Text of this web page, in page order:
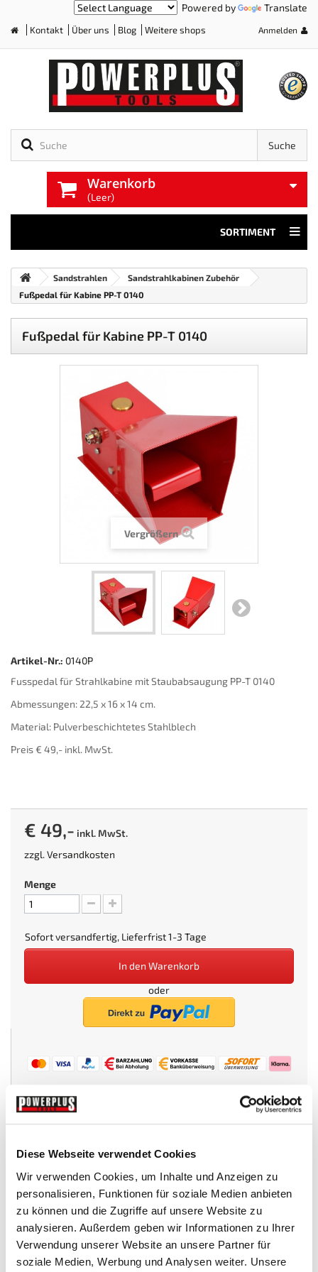
Diese Webseite verwendet Cookies
Wir verwenden Cookies, um Inhalte und Anzeigen zu
personalisieren, Funktionen für soziale Medien anbieten
zu können und die Zugriffe auf unsere Website zu
analysieren. Außerdem geben wir Informationen zu Ihrer
Verwendung unserer Website an unsere Partner für
soziale Medien, Werbung und Analysen weiter. Unsere
Powered by Translate
Kontakt Über uns Blog Weitere shops Anmelden
Suche
Warenkorb
(Leer)
SORTIMENT
Sandstrahlen
Sandstrahlkabinen Zubehör
Fußpedal für Kabine PP-T 0140
Fußpedal für Kabine PP-T 0140
Vergrößern
Artikel-Nr.: 0140P
Fusspedal für Strahlkabine mit Staubabsaugung PP-T 0140
Abmessungen: 22,5 x 16 x 14 cm.
Material: Pulverbeschichtetes Stahlblech
Preis € 49,- inkl. MwSt.
€ 49,- inkl. MwSt.
zzgl.Versandkosten
Menge
Sofort versandfertig, Lieferfrist 1-3 Tage
In den Warenkorb
oder
Beim Kauf dieses Artikels erhalten Sie: PowerPunkte.
TECHNISCHE DATEN